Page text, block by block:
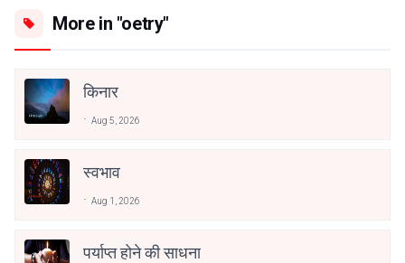
More in "oetry"
किनार
Aug 5, 2026
स्वभाव
Aug 1, 2026
पर्याप्त होने की साधना